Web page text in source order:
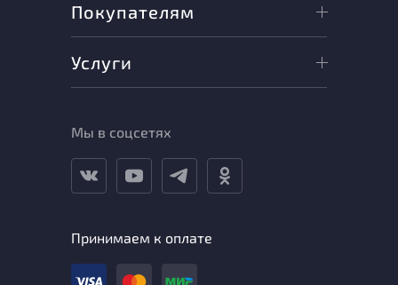
Покупателям
Услуги
Мы в соцсетях
Принимаем к оплате